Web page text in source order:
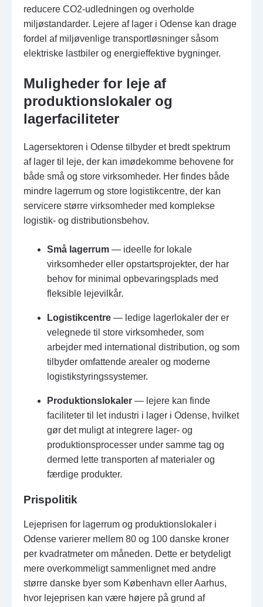
reducere CO2-udledningen og overholde
miljøstandarder. Lejere af lager i Odense kan drage
fordel af miljøvenlige transportløsninger såsom
elektriske lastbiler og energieffektive bygninger.
Muligheder for leje af
produktionslokaler og
lagerfaciliteter
Lagersektoren i Odense tilbyder et bredt spektrum
af lager til leje, der kan imødekomme behovene for
både små og store virksomheder. Her findes både
mindre lagerrum og store logistikcentre, der kan
servicere større virksomheder med komplekse
logistik- og distributionsbehov.
Små lagerrum — ideelle for lokale
virksomheder eller opstartsprojekter, der har
behov for minimal opbevaringsplads med
fleksible lejevilkår.
Logistikcentre — ledige lagerlokaler der er
velegnede til store virksomheder, som
arbejder med international distribution, og som
tilbyder omfattende arealer og moderne
logistikstyringssystemer.
Produktionslokaler — lejere kan finde
faciliteter til let industri i lager i Odense, hvilket
gør det muligt at integrere lager- og
produktionsprocesser under samme tag og
dermed lette transporten af materialer og
færdige produkter.
Prispolitik
Lejeprisen for lagerrum og produktionslokaler i
Odense varierer mellem 80 og 100 danske kroner
per kvadratmeter om måneden. Dette er betydeligt
mere overkommeligt sammenlignet med andre
større danske byer som København eller Aarhus,
hvor lejeprisen kan være højere på grund af